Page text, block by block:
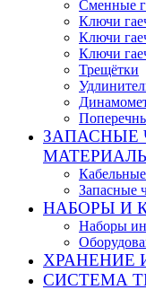
Сменные
Ключи
Ключи
Ключи
Трещётки
ЗАПАСНЫЕ
Запасные
НАБОРЫ И
Наборы
ХРАНЕНИЕ
СИСТЕМА